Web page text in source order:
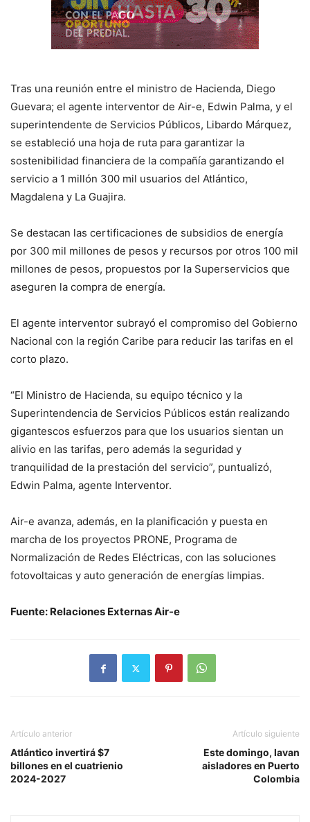
Tras una reunión entre el ministro de Hacienda, Diego
Guevara; el agente interventor de Air-e, Edwin Palma, y el
superintendente de Servicios Públicos, Libardo Márquez,
se estableció una hoja de ruta para garantizar la
sostenibilidad financiera de la compañía garantizando el
servicio a 1 millón 300 mil usuarios del Atlántico,
Magdalena y La Guajira.
Se destacan las certificaciones de subsidios de energía
por 300 mil millones de pesos y recursos por otros 100 mil
millones de pesos, propuestos por la Superservicios que
aseguren la compra de energía.
El agente interventor subrayó el compromiso del Gobierno
Nacional con la región Caribe para reducir las tarifas en el
corto plazo.
“El Ministro de Hacienda, su equipo técnico y la
Superintendencia de Servicios Públicos están realizando
gigantescos esfuerzos para que los usuarios sientan un
alivio en las tarifas, pero además la seguridad y
tranquilidad de la prestación del servicio”, puntualizó,
Edwin Palma, agente Interventor.
Air-e avanza, además, en la planificación y puesta en
marcha de los proyectos PRONE, Programa de
Normalización de Redes Eléctricas, con las soluciones
fotovoltaicas y auto generación de energías limpias.
Fuente: Relaciones Externas Air-e
Artículo anterior
Atlántico invertirá $7
billones en el cuatrienio
2024-2027
Artículo siguiente
Este domingo, lavan
aisladores en Puerto
Colombia